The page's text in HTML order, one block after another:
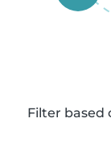
Filter based